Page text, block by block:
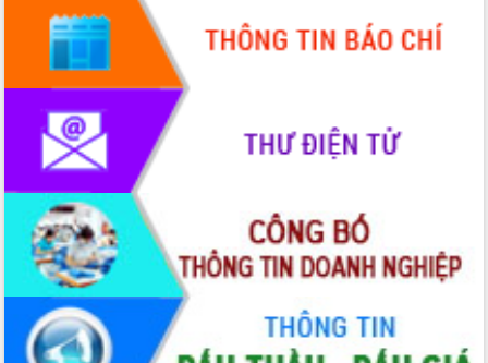
Rà soát, hoàn thiện hệ thống thiết chế
văn hóa, thể thao đáp ứng yêu cầu
phát triển mới
Thường trực HĐND tỉnh Đắk Lắk gặp
mặt Đoàn chuyên gia y tế TP. Hồ Chí
Minh
Lễ truy điệu và an táng hài cốt liệt sĩ
tại Nghĩa trang Liệt sĩ xã Sơn Hòa
Bàn giải pháp tháo gỡ khó khăn trong
xuất khẩu sầu riêng và triển khai quy
định EUDR
Thứ trưởng Bộ Nông nghiệp và Môi
trường Nguyễn Hoàng Hiệp khảo sát
vùng trồng và doanh nghiệp đóng gói
sầu riêng tại Đắk Lắk